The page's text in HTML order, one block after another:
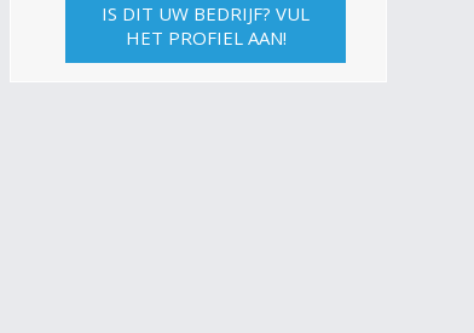
IS DIT UW BEDRIJF? VUL
HET PROFIEL AAN!